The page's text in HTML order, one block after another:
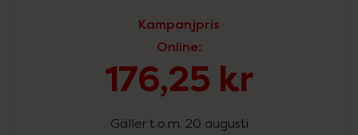
Kampanjpris
Online:
176,25 kr
Gäller t.o.m. 20 augusti